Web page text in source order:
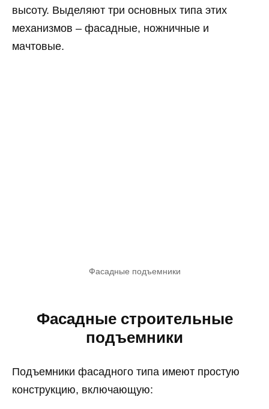
высоту. Выделяют три основных типа этих
механизмов – фасадные, ножничные и
мачтовые.
Фасадные подъемники
Фасадные строительные
подъемники
Подъемники фасадного типа имеют простую
конструкцию, включающую: